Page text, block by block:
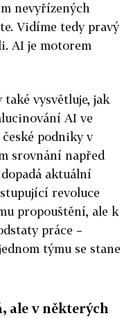
nevyřízených
Vidíme tedy pravý
AI je motorem
vysvětluje, jak
AI ve
podniky v
srovnání napřed
aktuální
revoluce
propouštění, ale k
práce –
týmu se stane
ale v některých